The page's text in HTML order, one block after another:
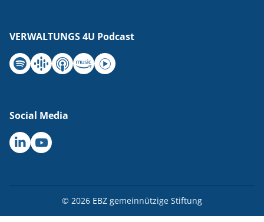
VERWALTUNGS 4U Podcast
SpotifyGoogle Podcasts
Apple Podcasts
Amazon Music
Youtube Music
Social Media
LinkedInYouTube
© 2026 EBZ gemeinnützige Stiftung